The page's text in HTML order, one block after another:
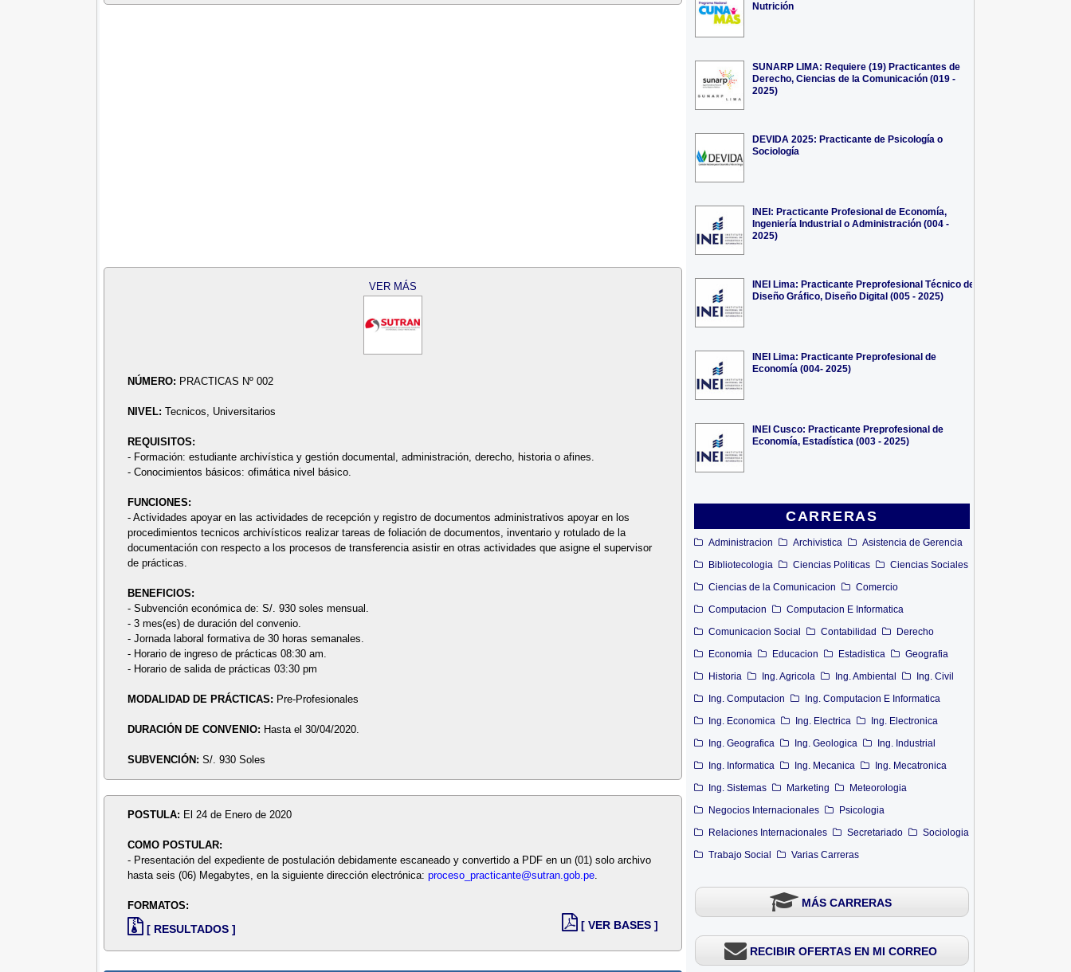
Nutrición
SUNARP LIMA: Requiere (19) Practicantes de
Derecho, Ciencias de la Comunicación (019 -
2025)
DEVIDA 2025: Practicante de Psicología o
Sociología
INEI: Practicante Profesional de Economía,
Ingeniería Industrial o Administración (004 -
2025)
INEI Lima: Practicante Preprofesional Técnico de
Diseño Gráfico, Diseño Digital (005 - 2025)
INEI Lima: Practicante Preprofesional de
Economía (004- 2025)
INEI Cusco: Practicante Preprofesional de
Economía, Estadística (003 - 2025)
CARRERAS
Administracion Archivistica
Asistencia de Gerencia
Bibliotecologia
Ciencias Politicas
Ciencias Sociales
Ciencias de la Comunicacion
Comercio
Computacion
Computacion E Informatica
Comunicacion Social
Contabilidad
Derecho
Economia
Educacion Estadistica
Geografia
Historia
Ing. Agricola Ing. Ambiental
Ing. Civil
Ing. Computacion
Ing. Computacion E Informatica
Ing. Economica
Ing. Electrica
Ing. Electronica
Ing. Geografica
Ing. Geologica
Ing. Industrial
Ing. Informatica
Ing. Mecanica
Ing. Mecatronica
Ing. Sistemas
Marketing
Meteorologia
Negocios Internacionales
Psicologia
Relaciones Internacionales
Secretariado
Sociologia
Trabajo Social
Varias Carreras
MÁS CARRERAS
RECIBIR OFERTAS EN MI CORREO
VER MÁS
NÚMERO: PRACTICAS Nº 002
NIVEL:Tecnicos, Universitarios
REQUISITOS:
- Formación: estudiante archivística y gestión documental, administración, derecho, historia o afines.
- Conocimientos básicos: ofimática nivel básico.
FUNCIONES:
- Actividades apoyar en las actividades de recepción y registro de documentos administrativos apoyar en los
procedimientos tecnicos archivísticos realizar tareas de foliación de documentos, inventario y rotulado de la
documentación con respecto a los procesos de transferencia asistir en otras actividades que asigne el supervisor
de prácticas.
BENEFICIOS:
- Subvención económica de: S/. 930 soles mensual.
- 3 mes(es) de duración del convenio.
- Jornada laboral formativa de 30 horas semanales.
- Horario de ingreso de prácticas 08:30 am.
- Horario de salida de prácticas 03:30 pm
MODALIDAD DE PRÁCTICAS: Pre-Profesionales
DURACIÓN DE CONVENIO: Hasta el 30/04/2020.
SUBVENCIÓN:S/. 930 Soles
POSTULA: El 24 de Enero de 2020
COMO POSTULAR:
- Presentación del expediente de postulación debidamente escaneado y convertido a PDF en un (01) solo archivo
hasta seis (06) Megabytes, en la siguiente dirección electrónica:proceso_practicante@sutran.gob.pe.
FORMATOS:
[ RESULTADOS ] [ VER BASES ]